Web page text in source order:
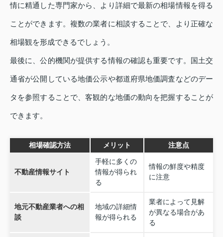
情に精通した専門家から、より詳細で最新の相場情報を得る
ことができます。複数の業者に相談することで、より正確な
相場観を形成できるでしょう。
最後に、公的機関が提供する情報の確認も重要です。国土交
通省が公開している地価公示や都道府県地価調査などのデー
タを参照することで、客観的な地価の動向を把握することが
できます。
相場確認方法 メリット 注意点
不動産情報サイト
手軽に多くの
情報が得られ
る
情報の鮮度や精度
に注意
地元不動産業者への相
談
地域の詳細情
報が得られる
業者によって見解
が異なる場合があ
る